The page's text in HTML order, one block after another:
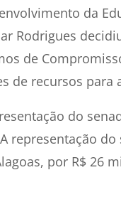
da
Rodrigues
de
de recursos para
do
representação
por R$ 26